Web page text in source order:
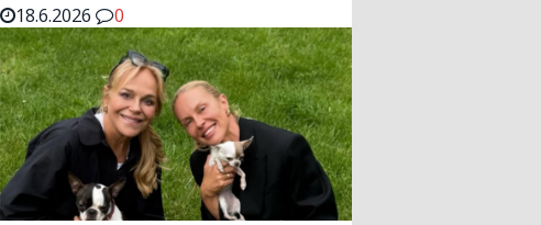
18.6.2026
0